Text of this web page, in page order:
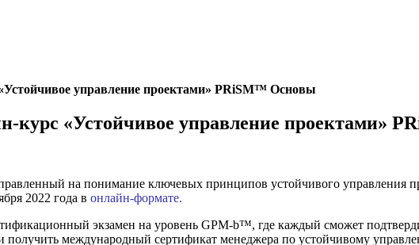
управление проектами» PRiSM™ Основы
курс «Устойчивое управление проектами»
на понимание ключевых принципов устойчивого управления
2022 года в онлайн-формате.
экзамен на уровень GPM-b™, где каждый сможет
получить международный сертификат менеджера по устойчивому